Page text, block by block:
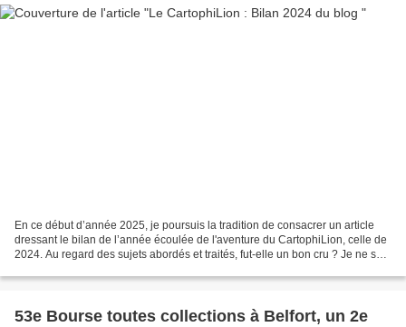
En ce début d’année 2025, je poursuis la tradition de consacrer un article
dressant le bilan de l’année écoulée de l'aventure du CartophiLion, celle de
2024. Au regard des sujets abordés et traités, fut-elle un bon cru ? Je ne suis
53e Bourse toutes collections à Belfort, un 2e